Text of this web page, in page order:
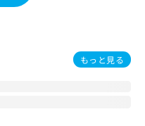
もっと見る